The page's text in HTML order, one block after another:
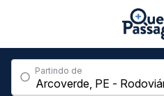
Partindo de